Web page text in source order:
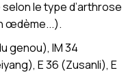
le type d’arthrose
œdème...).
genou), IM 34
E 36 (Zusanli), E